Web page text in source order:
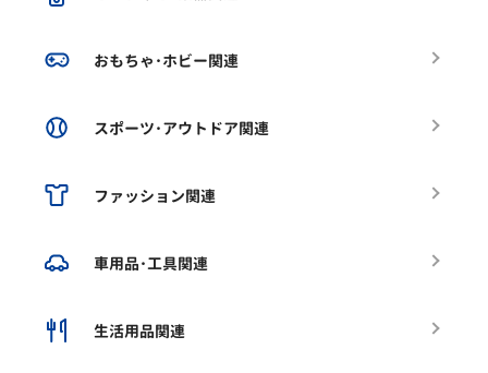
おもちゃ･ホビー関連
スポーツ･アウトドア関連
ファッション関連
車用品･工具関連
生活用品関連